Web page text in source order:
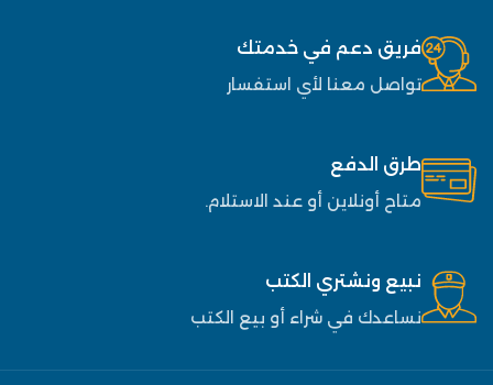
فريق دعم في خدمتك
تواصل معنا لأي استفسار
طرق الدفع
متاح أونلاين أو عند الاستلام.
نبيع ونشتري الكتب
نساعدك في شراء أو بيع الكتب